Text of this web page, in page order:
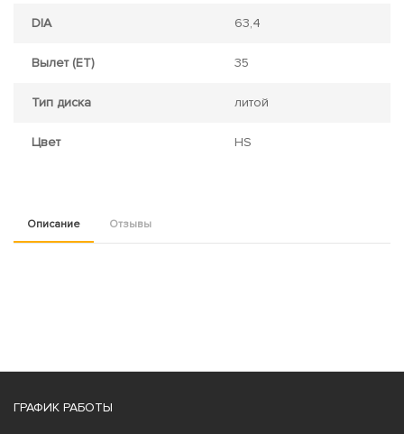
DIA 63,4
Вылет (ET) 35
Тип диска литой
Цвет HS
Описание Отзывы
ГРАФИК РАБОТЫ